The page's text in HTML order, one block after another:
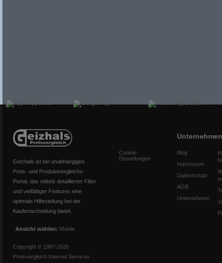
Geizhals ist ein unabhängiges
Preis- und Produktvergleichs-
Portal, das mittels detaillierter Filter
und vielfältiger Features eine
optimale Hilfestellung bei der
Kaufentscheidung bietet.
Ansicht wählen: Mobile
Copyright © 1997-2026
Preisvergleich Internet Services
Cookie-
Einstellungen
Unternehmen
Blog
Impressum
Datenschutz
AGB
Unternehmen